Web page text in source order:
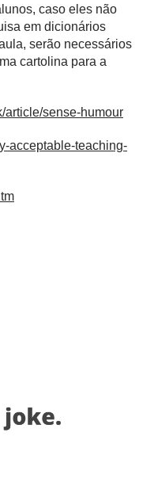
caso eles não
em dicionários
serão necessários
cartolina para a
article/sense-humour
acceptable-teaching-